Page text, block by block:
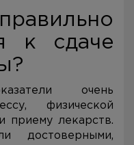
к сдаче
очень
физической
приему лекарств.
достоверными,